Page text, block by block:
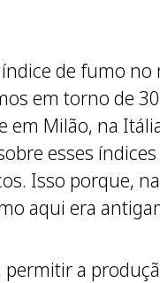
de fumo
em torno de
em Milão, na
esses
Isso porque,
aqui era
permitir a